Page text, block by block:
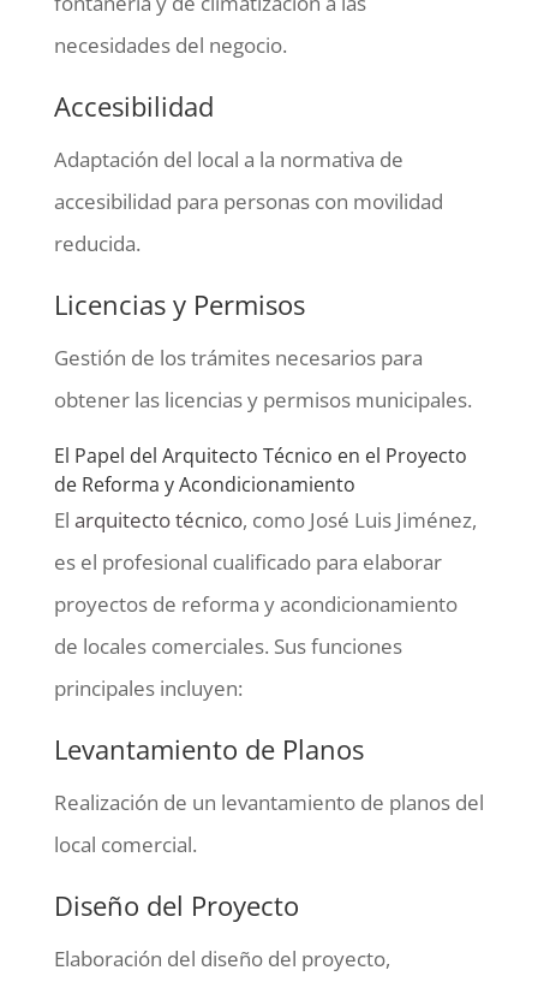
necesidades del negocio.
Accesibilidad
Adaptación del local a la normativa de
accesibilidad para personas con movilidad
reducida.
Licencias y Permisos
Gestión de los trámites necesarios para
obtener las licencias y permisos municipales.
El Papel del Arquitecto Técnico en el Proyecto
de Reforma y Acondicionamiento
El arquitecto técnico, como José Luis Jiménez,
es el profesional cualificado para elaborar
proyectos de reforma y acondicionamiento
de locales comerciales. Sus funciones
principales incluyen:
Levantamiento de Planos
Realización de un levantamiento de planos del
local comercial.
Diseño del Proyecto
Elaboración del diseño del proyecto,